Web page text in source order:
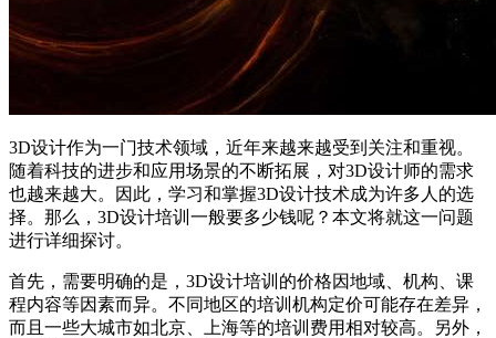
3D设计作为一门技术领域，近年来越来越受到关注和重视。
随着科技的进步和应用场景的不断拓展，对3D设计师的需求
也越来越大。因此，学习和掌握3D设计技术成为许多人的选
择。那么，3D设计培训一般要多少钱呢？本文将就这一问题
进行详细探讨。
首先，需要明确的是，3D设计培训的价格因地域、机构、课
程内容等因素而异。不同地区的培训机构定价可能存在差异，
而且一些大城市如北京、上海等的培训费用相对较高。另外，